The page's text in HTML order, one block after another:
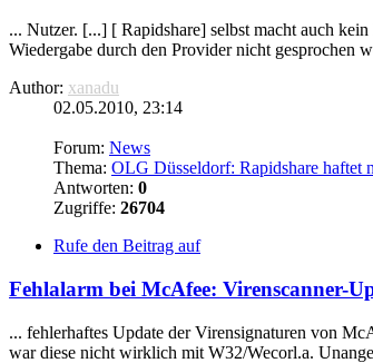
... Nutzer. [...] [ Rapidshare] selbst macht auch
Wiedergabe durch den Provider nicht gesprochen
Author: xanadu
02.05.2010, 23:14
Forum: News
Thema: OLG Düsseldorf: Rapidshare haftet
Antworten: 0
Zugriffe: 26704
Rufe den Beitrag auf
Fehlalarm bei McAfee: Virenscanner-
... fehlerhaftes Update der Virensignaturen von
war diese nicht wirklich mit W32/Wecorl.a.